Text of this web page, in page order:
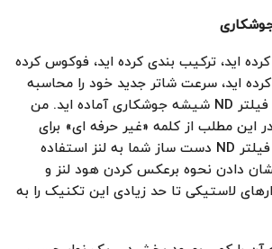
اید، ترکیب بندی کرده اید، فوکوس کرده
اید، سرعت شاتر جدید خود را محاسبه
کرده اید و برای نصب فیلتر ND شیشه جوشکاری آماده اید. من
این مطلب از کلمه «غیر حرفه ای» برای
توصیف نحوه اتصال فیلتر ND دست ساز شما به لنز استفاده
دادن نحوه برعکس کردن هود لنز و
لاستیکی تا حد زیادی این تکنیک را به